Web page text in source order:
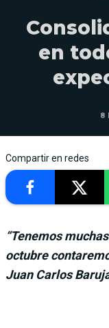
en
8
Compartir en redes
“Tenemos
octubre
Juan Carlos